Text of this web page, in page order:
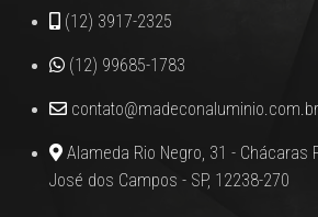
(12) 3917-2325
(12) 99685-1783
contato@madeconaluminio.com.br
Alameda Rio Negro, 31 - Chácaras
José dos Campos - SP, 12238-270